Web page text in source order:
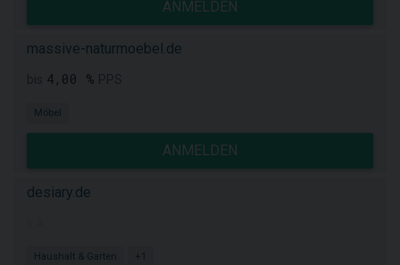
ANMELDEN
massive-naturmoebel.de
4,00 %
Möbel
ANMELDEN
desiary.de
Haushalt & Garten +1